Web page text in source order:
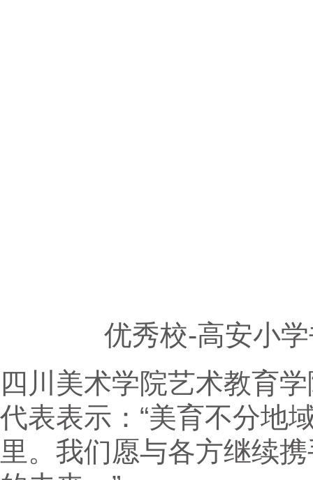
优秀校-高安小
四川美术学院艺术教育
代表表示：“美育不分地
里。我们愿与各方继续